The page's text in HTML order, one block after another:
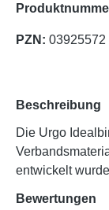
PZN: 03925572
Beschreibung
Die Urgo
entwickelt
Bewertungen